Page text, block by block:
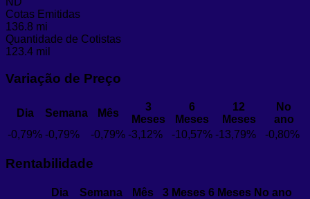
Cotas Emitidas
136.8 mi
Quantidade de Cotistas
123.4 mil
Variação de Preço
Dia Semana Mês
3
Meses
6
Meses
12
Meses
No
ano
-0,79% -0,79% -0,79% -3,12% -10,57% -13,79% -0,80%
Rentabilidade
Dia Semana Mês 3 Meses 6 Meses No ano